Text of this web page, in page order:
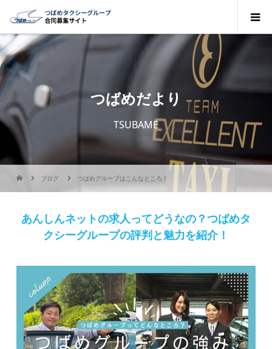
つばめだより
TSUBAME
ブログ つばめグループはこんなところ！
あんしんネットの求人ってどうなの？つばめタ
クシーグループの評判と魅力を紹介！